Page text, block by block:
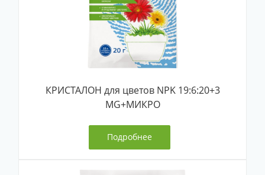
КРИСТАЛОН для цветов NPK 19:6:20+3
MG+МИКРО
Подробнее